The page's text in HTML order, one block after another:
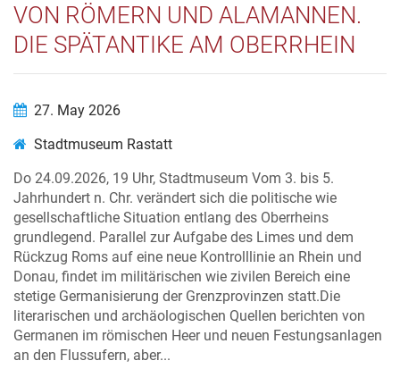
VON RÖMERN UND ALAMANNEN.
DIE SPÄTANTIKE AM OBERRHEIN
27. May 2026
Stadtmuseum Rastatt
Do 24.09.2026, 19 Uhr, Stadtmuseum Vom 3. bis 5.
Jahrhundert n. Chr. verändert sich die politische wie
gesellschaftliche Situation entlang des Oberrheins
grundlegend. Parallel zur Aufgabe des Limes und dem
Rückzug Roms auf eine neue Kontrolllinie an Rhein und
Donau, findet im militärischen wie zivilen Bereich eine
stetige Germanisierung der Grenzprovinzen statt.Die
literarischen und archäologischen Quellen berichten von
Germanen im römischen Heer und neuen Festungsanlagen
an den Flussufern, aber...